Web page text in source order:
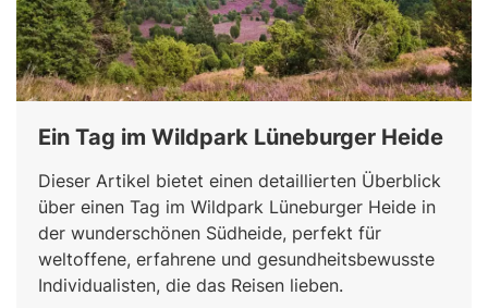
Ein Tag im Wildpark Lüneburger Heide
Dieser Artikel bietet einen detaillierten Überblick
über einen Tag im Wildpark Lüneburger Heide in
der wunderschönen Südheide, perfekt für
weltoffene, erfahrene und gesundheitsbewusste
Individualisten, die das Reisen lieben.